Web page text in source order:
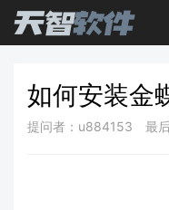
如何安装金
提问者：u884153 最